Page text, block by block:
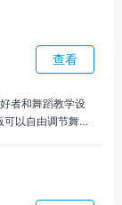
查看
者和舞蹈教学设
以自由调节舞曲